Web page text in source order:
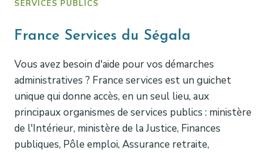
SERVICES PUBLICS
France Services du Ségala
Vous avez besoin d'aide pour vos démarches
administratives ? France services est un guichet
unique qui donne accès, en un seul lieu, aux
principaux organismes de services publics : ministère
de l'Intérieur, ministère de la Justice, Finances
publiques, Pôle emploi, Assurance retraite,